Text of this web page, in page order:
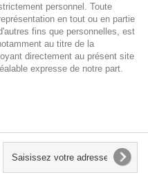
personnel. Toute
en tout ou en partie
fins que personnelles, est
au titre de la
directement au présent site
expresse de notre part.